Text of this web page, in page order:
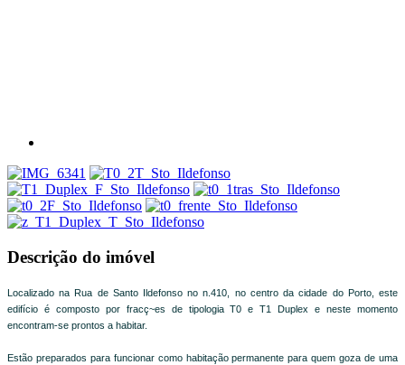
Descrição do imóvel
Localizado na Rua de Santo Ildefonso no n.410, no centro da cidade do Porto, este
edifício é composto por fracç~es de tipologia T0 e T1 Duplex e neste momento
encontram-se prontos a habitar.
Estão preparados para funcionar como habitação permanente para quem goza de uma